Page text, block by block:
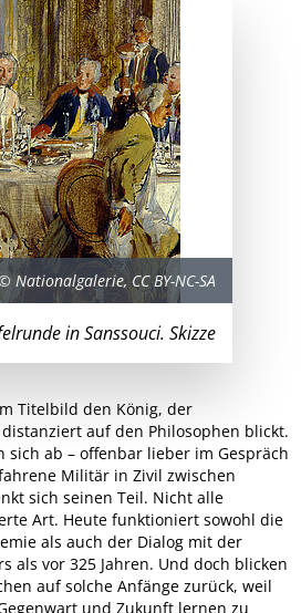
Nationalgalerie, CC BY-NC-SA
in Sanssouci. Skizze
Titelbild den König, der
auf den Philosophen blickt.
sich ab – offenbar lieber im Gespräch
Militär in Zivil zwischen
sich seinen Teil. Nicht alle
Art. Heute funktioniert sowohl die
als auch der Dialog mit der
als vor 325 Jahren. Und doch blicken
auf solche Anfänge zurück, weil
und Zukunft lernen zu